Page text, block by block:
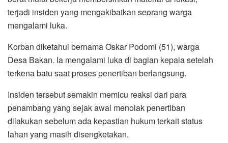
terjadi insiden yang mengakibatkan seorang warga
mengalami luka.
Korban diketahui bernama Oskar Podomi (51), warga
Desa Bakan. Ia mengalami luka di bagian kepala setelah
terkena batu saat proses penertiban berlangsung.
Insiden tersebut semakin memicu reaksi dari para
penambang yang sejak awal menolak penertiban
dilakukan sebelum ada kepastian hukum terkait status
lahan yang masih disengketakan.